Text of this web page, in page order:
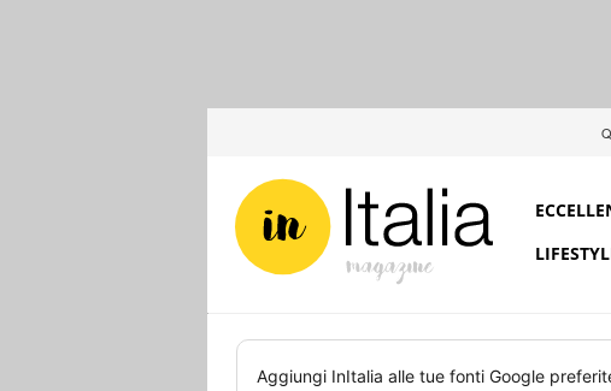
Aggiungi InItalia alle tue fonti Google